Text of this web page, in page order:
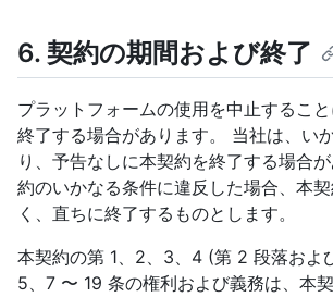
6. 契約の期間および終了
プラットフォームの使用を中止するこ
終了する場合があります。 当社は、い
り、予告なしに本契約を終了する場合
約のいかなる条件に違反した場合、本
く、直ちに終了するものとします。
本契約の第 1、2、3、4 (第 2 段落およ
5、7 〜 19 条の権利および義務は、本